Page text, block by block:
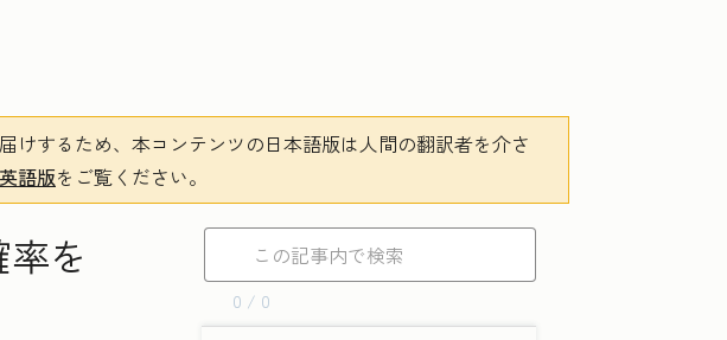
けするため、本コンテンツの日本語版は人間の翻訳者を介さ
語版をご覧ください。
を
0 / 0